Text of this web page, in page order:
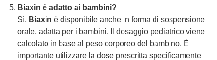
Biaxin è adatto ai bambini?
Sì, Biaxin è disponibile anche in forma di sospensione
orale, adatta per i bambini. Il dosaggio pediatrico viene
calcolato in base al peso corporeo del bambino. È
importante utilizzare la dose prescritta specificamente